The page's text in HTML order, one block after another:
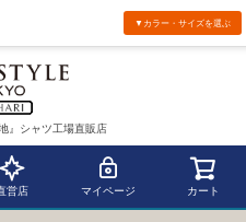
』シャツ工場直販店
営店 マイページ カート
▼カラー・サイズを選ぶ